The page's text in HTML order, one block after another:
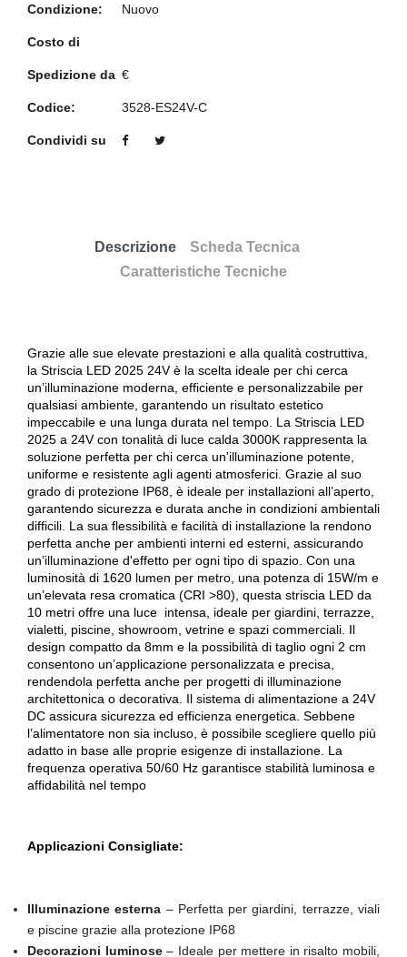
Condizione: Nuovo
Costo di
Spedizione da €
Codice: 3528-ES24V-C
Condividi su
Descrizione
Scheda Tecnica
Caratteristiche Tecniche
Grazie alle sue elevate prestazioni e alla qualità costruttiva,
la Striscia LED 2025 24V è la scelta ideale per chi cerca
un’illuminazione moderna, efficiente e personalizzabile per
qualsiasi ambiente, garantendo un risultato estetico
impeccabile e una lunga durata nel tempo. La Striscia LED
2025 a 24V con tonalità di luce calda 3000K rappresenta la
soluzione perfetta per chi cerca un'illuminazione potente,
uniforme e resistente agli agenti atmosferici. Grazie al suo
grado di protezione IP68, è ideale per installazioni all’aperto,
garantendo sicurezza e durata anche in condizioni ambientali
difficili. La sua flessibilità e facilità di installazione la rendono
perfetta anche per ambienti interni ed esterni, assicurando
un’illuminazione d'effetto per ogni tipo di spazio. Con una
luminosità di 1620 lumen per metro, una potenza di 15W/m e
un’elevata resa cromatica (CRI >80), questa striscia LED da
10 metri offre una luce intensa, ideale per giardini, terrazze,
vialetti, piscine, showroom, vetrine e spazi commerciali. Il
design compatto da 8mm e la possibilità di taglio ogni 2 cm
consentono un’applicazione personalizzata e precisa,
rendendola perfetta anche per progetti di illuminazione
architettonica o decorativa. Il sistema di alimentazione a 24V
DC assicura sicurezza ed efficienza energetica. Sebbene
l’alimentatore non sia incluso, è possibile scegliere quello più
adatto in base alle proprie esigenze di installazione. La
frequenza operativa 50/60 Hz garantisce stabilità luminosa e
affidabilità nel tempo
Applicazioni Consigliate:
Illuminazione esterna – Perfetta per giardini, terrazze, viali
e piscine grazie alla protezione IP68
Decorazioni luminose– Ideale per mettere in risalto mobili,